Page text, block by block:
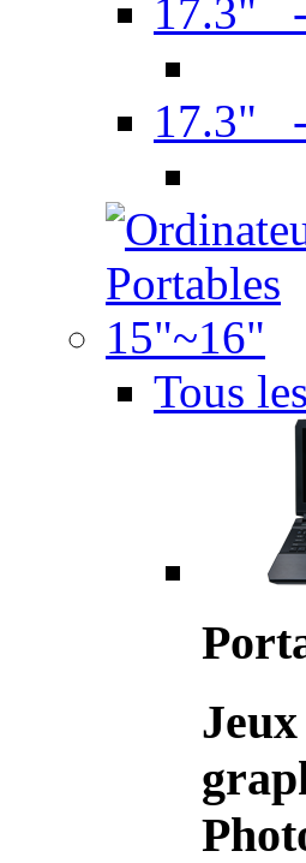
17.3"
17.3"
Tous